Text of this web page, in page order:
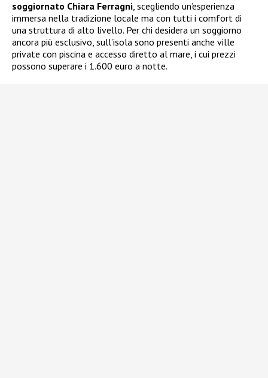
soggiornato Chiara Ferragni, scegliendo un’esperienza
immersa nella tradizione locale ma con tutti i comfort di
una struttura di alto livello. Per chi desidera un soggiorno
ancora più esclusivo, sull’isola sono presenti anche ville
private con piscina e accesso diretto al mare, i cui prezzi
possono superare i 1.600 euro a notte.